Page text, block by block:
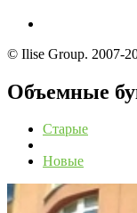
© Ilise Group. 2007-
Объемные
Старые
Новые